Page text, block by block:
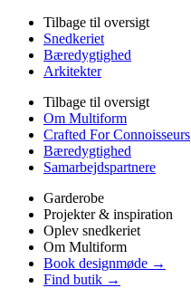
Tilbage til oversigt
Snedkeriet
Bæredygtighed
Arkitekter
Tilbage til oversigt
Om Multiform
Crafted For Connoisseurs
Bæredygtighed
Samarbejdspartnere
Garderobe
Projekter & inspiration
Oplev snedkeriet
Om Multiform
Book designmøde →
Find butik →